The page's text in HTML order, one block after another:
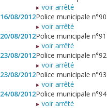
voir arrêté
16/08/2012Police municipale n°90
voir arrêté
20/08/2012Police municipale n°91
voir arrêté
23/08/2012Police municipale n°92
voir arrêté
23/08/2012Police municipale n°93
voir arrêté
24/08/2012Police municipale n°94
voir arrêté